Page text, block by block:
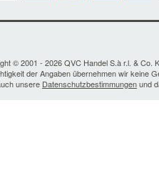
© 2001 - 2026 QVC Handel S.à r.l. & Co.
der Angaben übernehmen wir keine
unsere Datenschutzbestimmungenund